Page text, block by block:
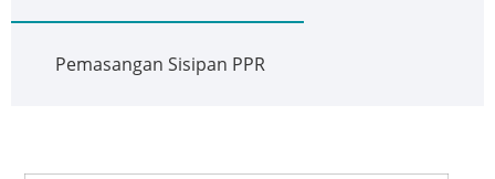
Pemasangan Sisipan PPR